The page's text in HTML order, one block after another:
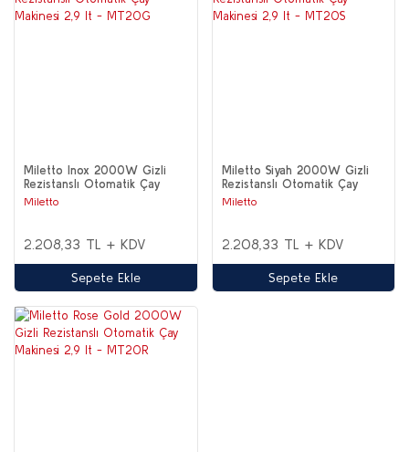
Miletto Inox 2000W Gizli
Rezistanslı Otomatik Çay
Makinesi 2,9 lt - MT20G
Miletto
2.208,33 TL + KDV
Sepete Ekle
Miletto Siyah 2000W Gizli
Rezistanslı Otomatik Çay
Makinesi 2,9 lt - MT20S
Miletto
2.208,33 TL + KDV
Sepete Ekle